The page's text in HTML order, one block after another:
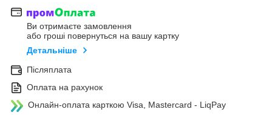
Ви отримаєте замовлення
або гроші повернуться на вашу картку
Детальніше
Післяплата
Оплата на рахунок
Онлайн-оплата карткою Visa, Mastercard - LiqPay